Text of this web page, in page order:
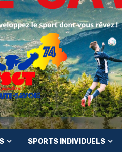
SPORTS INDIVIDUELS